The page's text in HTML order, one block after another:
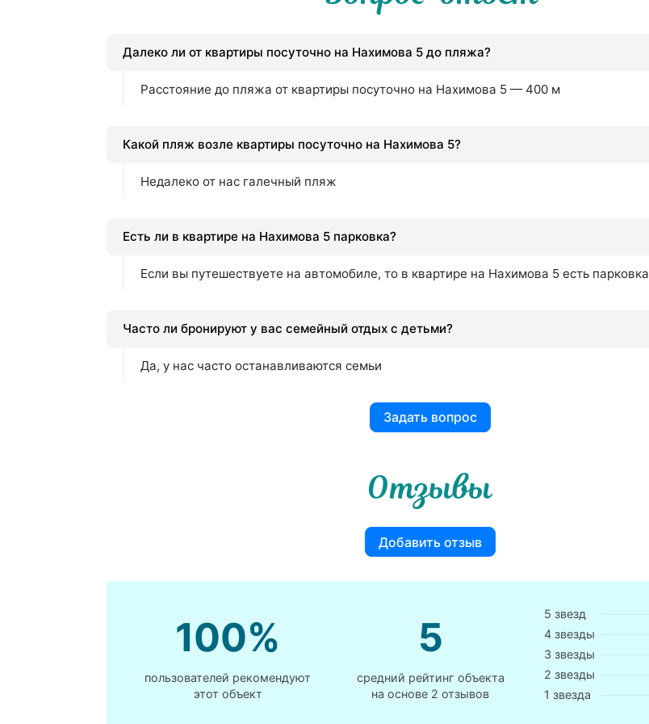
Далеко ли от квартиры посуточно на Нахимова 5 до пляжа?
Расстояние до пляжа от квартиры посуточно на Нахимова 5 — 400 м
Какой пляж возле квартиры посуточно на Нахимова 5?
Недалеко от нас галечный пляж
Есть ли в квартире на Нахимова 5 парковка?
Если вы путешествуете на автомобиле, то в квартире на Нахимова 5 есть парковка
Часто ли бронируют у вас семейный отдых с детьми?
Да, у нас часто останавливаются семьи
Задать вопрос
Отзывы
Добавить отзыв
100%
пользователей рекомендуют
этот объект
5
средний рейтинг объекта
на основе 2 отзывов
5 звезд
4 звезды
3 звезды
2 звезды
1 звезда